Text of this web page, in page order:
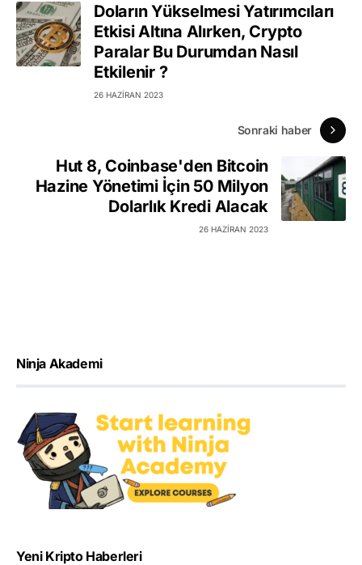
Doların Yükselmesi Yatırımcıları
Etkisi Altına Alırken, Crypto
Paralar Bu Durumdan Nasıl
Etkilenir ?
26 HAZIRAN 2023
Sonraki haber
Hut 8, Coinbase'den Bitcoin
Hazine Yönetimi İçin 50 Milyon
Dolarlık Kredi Alacak
26 HAZIRAN 2023
Ninja Akademi
Yeni Kripto Haberleri